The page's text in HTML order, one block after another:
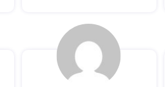
す。 相談者様の日々の生活への彩り
や、魅力を引き出していくお手伝いが
できれば幸いです。